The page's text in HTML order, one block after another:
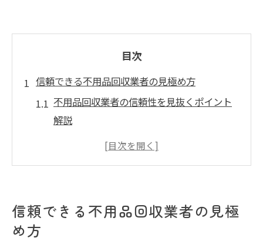
目次
信頼できる不用品回収業者の見極め方
不用品回収業者の信頼性を見抜くポイント
解説
口コミや評判で不用品回収の安心度を判断
許認可確認で不用品回収の安心感を高める
信頼できる不用品回収業者の見極
め方